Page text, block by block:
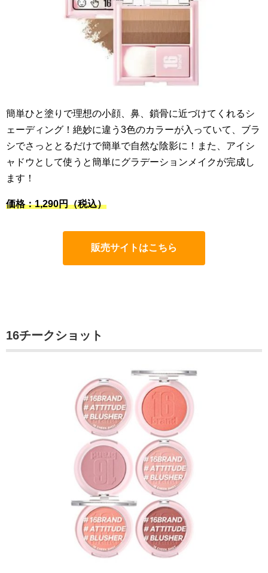
簡単ひと塗りで理想の小顔、鼻、鎖骨に近づけてくれるシ
ェーディング！絶妙に違う3色のカラーが入っていて、ブラ
シでさっととるだけで簡単で自然な陰影に！また、アイシ
ャドウとして使うと簡単にグラデーションメイクが完成し
ます！
価格：1,290円（税込）
販売サイトはこちら
16チークショット